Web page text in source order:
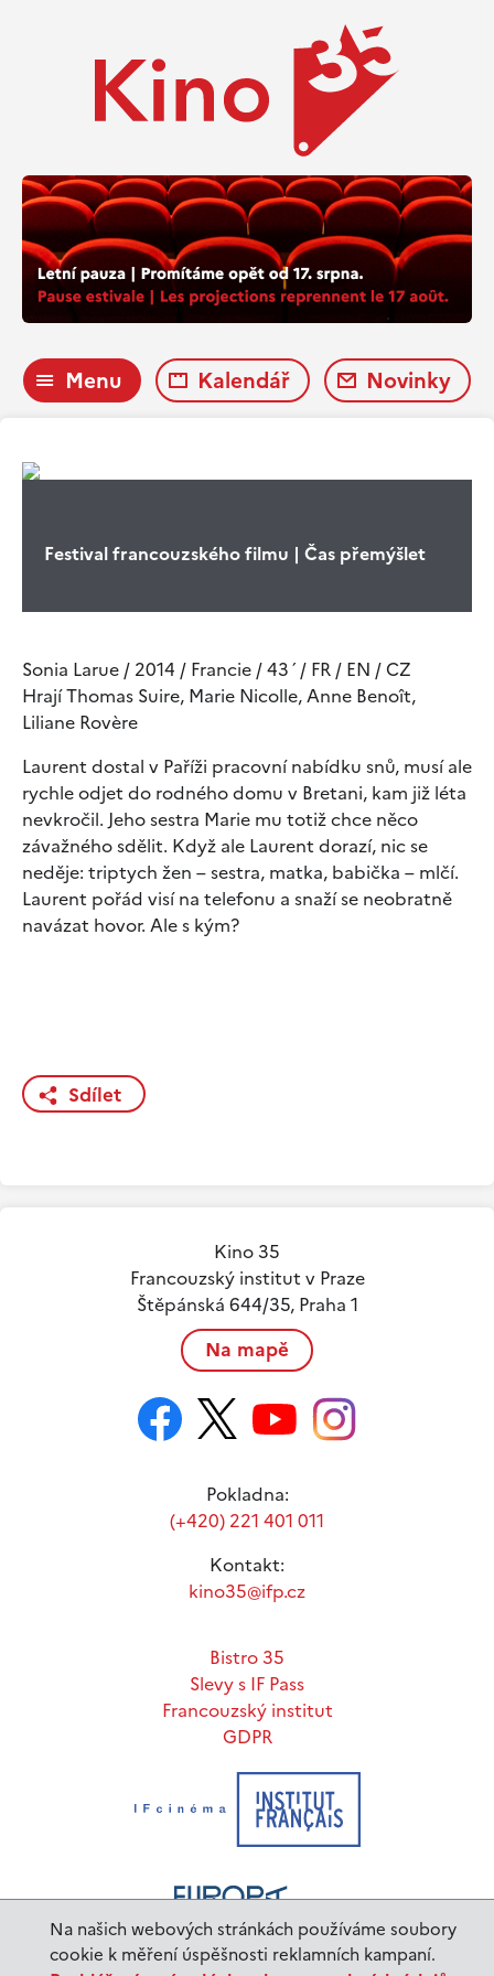
Na našich webových stránkách používáme soubory
cookie k měření úspěšnosti reklamních kampaní.
Menu Kalendář Novinky
Festival francouzského filmu | Čas přemýšlet
Sonia Larue / 2014 / Francie / 43´/ FR / EN / CZ
Hrají Thomas Suire, Marie Nicolle, Anne Benoît,
Liliane Rovère
Laurent dostal v Paříži pracovní nabídku snů, musí ale
rychle odjet do rodného domu v Bretani, kam již léta
nevkročil. Jeho sestra Marie mu totiž chce něco
závažného sdělit. Když ale Laurent dorazí, nic se
neděje: triptych žen – sestra, matka, babička – mlčí.
Laurent pořád visí na telefonu a snaží se neobratně
navázat hovor. Ale s kým?
Sdílet
Kino 35
Francouzský institut v Praze
Štěpánská 644/35, Praha 1
Na mapě
Pokladna:
(+420) 221 401 011
Kontakt:
kino35@ifp.cz
Bistro 35
Slevy s IF Pass
Francouzský institut
GDPR